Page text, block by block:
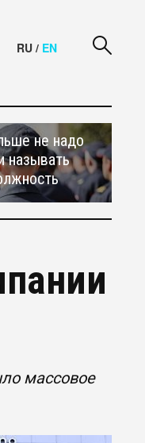
RU / EN
не надо
называть
массовое